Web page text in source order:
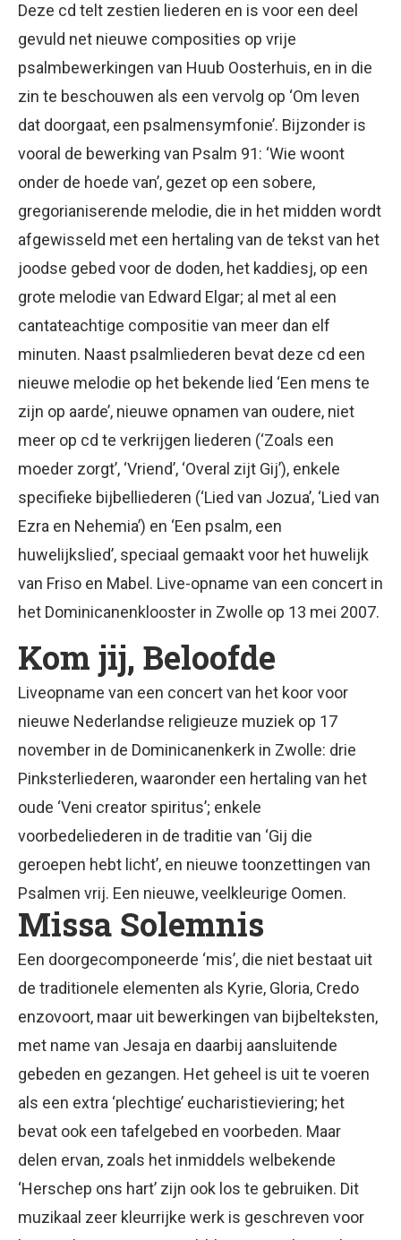
Deze cd telt zestien liederen en is voor een deel
gevuld net nieuwe composities op vrije
psalmbewerkingen van Huub Oosterhuis, en in die
zin te beschouwen als een vervolg op ‘Om leven
dat doorgaat, een psalmensymfonie’. Bijzonder is
vooral de bewerking van Psalm 91: ‘Wie woont
onder de hoede van’, gezet op een sobere,
gregorianiserende melodie, die in het midden wordt
afgewisseld met een hertaling van de tekst van het
joodse gebed voor de doden, het kaddiesj, op een
grote melodie van Edward Elgar; al met al een
cantateachtige compositie van meer dan elf
minuten. Naast psalmliederen bevat deze cd een
nieuwe melodie op het bekende lied ‘Een mens te
zijn op aarde’, nieuwe opnamen van oudere, niet
meer op cd te verkrijgen liederen (‘Zoals een
moeder zorgt’, ‘Vriend’, ‘Overal zijt Gij’), enkele
specifieke bijbelliederen (‘Lied van Jozua’, ‘Lied van
Ezra en Nehemia’) en ‘Een psalm, een
huwelijkslied’, speciaal gemaakt voor het huwelijk
van Friso en Mabel. Live-opname van een concert in
het Dominicanenklooster in Zwolle op 13 mei 2007.
Kom jij, Beloofde
Liveopname van een concert van het koor voor
nieuwe Nederlandse religieuze muziek op 17
november in de Dominicanenkerk in Zwolle: drie
Pinksterliederen, waaronder een hertaling van het
oude ‘Veni creator spiritus’; enkele
voorbedeliederen in de traditie van ‘Gij die
geroepen hebt licht’, en nieuwe toonzettingen van
Psalmen vrij. Een nieuwe, veelkleurige Oomen.
Missa Solemnis
Een doorgecomponeerde ‘mis’, die niet bestaat uit
de traditionele elementen als Kyrie, Gloria, Credo
enzovoort, maar uit bewerkingen van bijbelteksten,
met name van Jesaja en daarbij aansluitende
gebeden en gezangen. Het geheel is uit te voeren
als een extra ‘plechtige’ eucharistieviering; het
bevat ook een tafelgebed en voorbeden. Maar
delen ervan, zoals het inmiddels welbekende
‘Herschep ons hart’ zijn ook los te gebruiken. Dit
muzikaal zeer kleurrijke werk is geschreven voor